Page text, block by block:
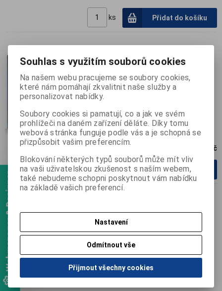
Webmanager & Designer
ks Přidat do košíku
AVG AV 2012 Business Edition
pro 25 PC na 24 měs.
22 068 Kč
ks Přidat do košíku
pro 30 PC na 24 měs.
Souhlas s využitím souborů cookies
Na našem webu pracujeme se soubory cookies,
které nám pomáhají zkvalitnit naše služby a
personalizovat nabídky.
Soubory cookies si pamatují, co a jak ve svém
prohlížeči na daném zařízení děláte. Díky tomu
webová stránka funguje podle vás a je schopná se
přizpůsobit vašim preferencím.
Blokování některých typů souborů může mít vliv
na vaši uživatelskou zkušenost s naším webem,
také nebudeme schopni poskytnout vám nabídku
na základě vašich preferencí.
Nastavení
Odmítnout vše
Přijmout všechny cookies